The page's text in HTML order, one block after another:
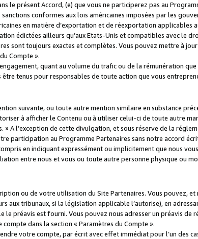
le présent Accord, (e) que vous ne participerez pas au
conformes aux lois américaines imposées par les
en matière d’exportation et de réexportation applicables
édictées ailleurs qu’aux Etats-Unis et compatibles avec le
sont toujours exactes et complètes. Vous pouvez mettre à
Compte ».
quant au volume du trafic ou de la rémunération
tenus pour responsables de toute action que vous
suivante, ou toute autre mention similaire en substance
à afficher le Contenu ou à utiliser celui-ci de toute autre
» A l’exception de cette divulgation, et sous réserve de la
participation au Programme Partenaires sans notre accord
en indiquant expressément ou implicitement que nous
entre nous et vous ou toute autre personne physique ou
ou de votre utilisation du Site Partenaires. Vous pouvez,
aux tribunaux, si la législation applicable l’autorise), en
le préavis est fourni. Vous pouvez nous adresser un préavis de
dans la section « Paramètres du Compte ».
votre compte, par écrit avec effet immédiat pour l’un des